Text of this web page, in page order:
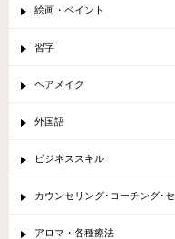
絵画・ペイント
習字
ヘアメイク
外国語
ビジネススキル
カウンセリング･コーチング･
アロマ・各種療法